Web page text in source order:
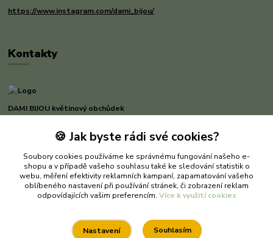
https://www.instagram.com/dami_bijou/
Kontakty
DAMI BIJOU květinový obchůdek
Dana Michnerová
(Po-Pá, 8-16 hod.)
dami-bijou@seznam.cz
🍪 Jak byste rádi své cookies?
Soubory cookies používáme ke správnému fungování našeho e-
shopu a v případě vašeho souhlasu také ke sledování statistik o
webu, měření efektivity reklamních kampaní, zapamatování vašeho
oblíbeného nastavení při používání stránek, či zobrazení reklam
odpovídajících vašim preferencím. Více k využití cookies
Nastavení Souhlasím